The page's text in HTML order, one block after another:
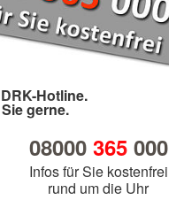
Hotline.
gerne.
08000 365000
Infos für Sie kostenfrei
rund um die Uhr